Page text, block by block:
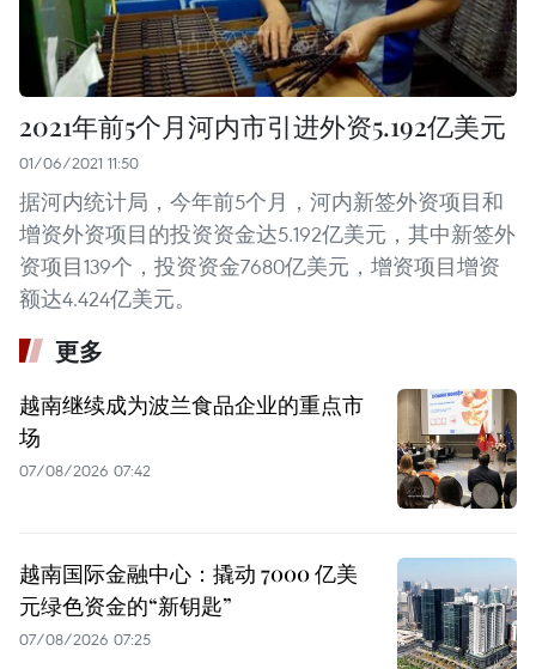
2021年前5个月河内市引进外资5.192亿美元
01/06/2021 11:50
据河内统计局，今年前5个月，河内新签外资项目和
增资外资项目的投资资金达5.192亿美元，其中新签外
资项目139个，投资资金7680亿美元，增资项目增资
额达4.424亿美元。
更多
越南继续成为波兰食品企业的重点市
场
07/08/2026 07:42
越南国际金融中心：撬动 7000 亿美
元绿色资金的“新钥匙”
07/08/2026 07:25